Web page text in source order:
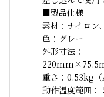
■製品仕様
素材：ナイロン
色：グレー
外形寸法：
重さ：0.53kg（
動作温度範囲